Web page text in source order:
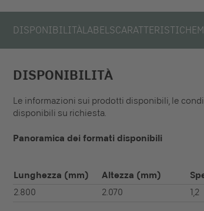
DISPONIBILITÀLABELSCARATTERISTICHE
DISPONIBILITÀ
Le informazioni sui prodotti disponibili, le
disponibili su richiesta.
Panoramica dei formati disponibili
Lunghezza (mm) Altezza (mm)
2.800 2.070 1,2